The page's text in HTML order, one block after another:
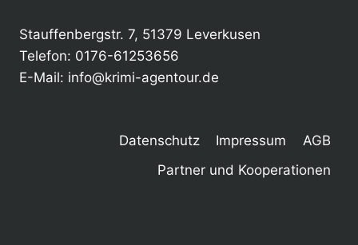
Stauffenbergstr. 7, 51379 Leverkusen
Telefon: 0176-61253656
E-Mail: info@krimi-agentour.de
Datenschutz Impressum
AGB
Partner und Kooperationen